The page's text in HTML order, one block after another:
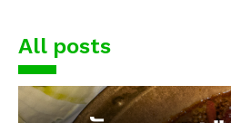
All posts